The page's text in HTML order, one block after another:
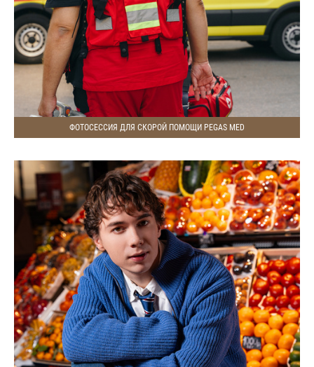
ФОТОСЕССИЯ ДЛЯ СКОРОЙ ПОМОЩИ PEGAS MED